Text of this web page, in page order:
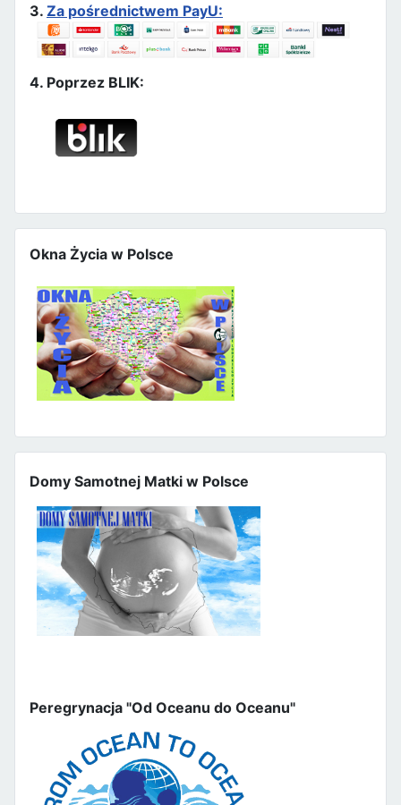
3. Za pośrednictwem PayU:
4. Poprzez BLIK:
Okna Życia w Polsce
Domy Samotnej Matki w Polsce
Peregrynacja "Od Oceanu do Oceanu"